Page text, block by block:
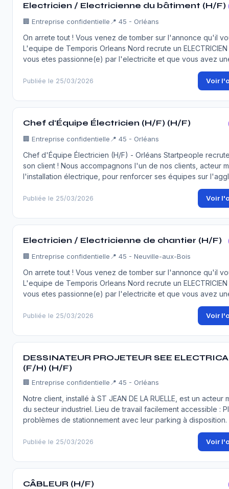
Electricien / Electricienne du bâtiment (H/F)
🏢 Entreprise confidentielle 📍 45 - Orléans
On arrete tout ! Vous venez de tomber sur l'annonce qu'il
L'equipe de Temporis Orleans Nord recrute un
vous etes passionne(e) par l'electricite et que vous avez
Publiée le 25/03/2026 Voir
Chef d'Équipe Électricien (H/F) (H/F)
🏢 Entreprise confidentielle 📍 45 - Orléans
Chef d'Équipe Électricien (H/F) - Orléans Startpeople
son client ! Nous accompagnons l'un de nos clients, acteur
l'installation électrique, pour renforcer ses équipes sur
Publiée le 25/03/2026 Voir
Electricien / Electricienne de chantier (H/F)
🏢 Entreprise confidentielle 📍 45 - Neuville-aux-Bois
On arrete tout ! Vous venez de tomber sur l'annonce qu'il
L'equipe de Temporis Orleans Nord recrute un ELECTRICIEN
vous etes passionne(e) par l'electricite et que vous avez
Publiée le 25/03/2026 Voir
DESSINATEUR PROJETEUR SEE
(F/H) (H/F)
🏢 Entreprise confidentielle 📍 45 - Orléans
Notre client, installé à ST JEAN DE LA RUELLE, est un acteur
du secteur industriel. Lieu de travail facilement accessible :
problèmes de stationnement avec leur parking à disposition.
Publiée le 25/03/2026 Voir
CÂBLEUR (H/F)